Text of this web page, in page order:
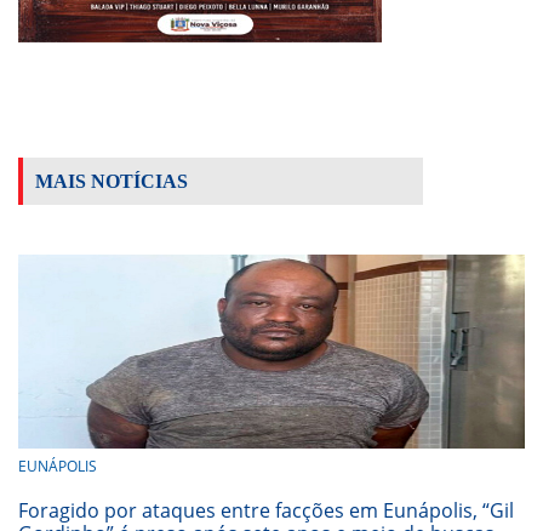
MAIS NOTÍCIAS
EUNÁPOLIS
Foragido por ataques entre facções em Eunápolis, “Gil